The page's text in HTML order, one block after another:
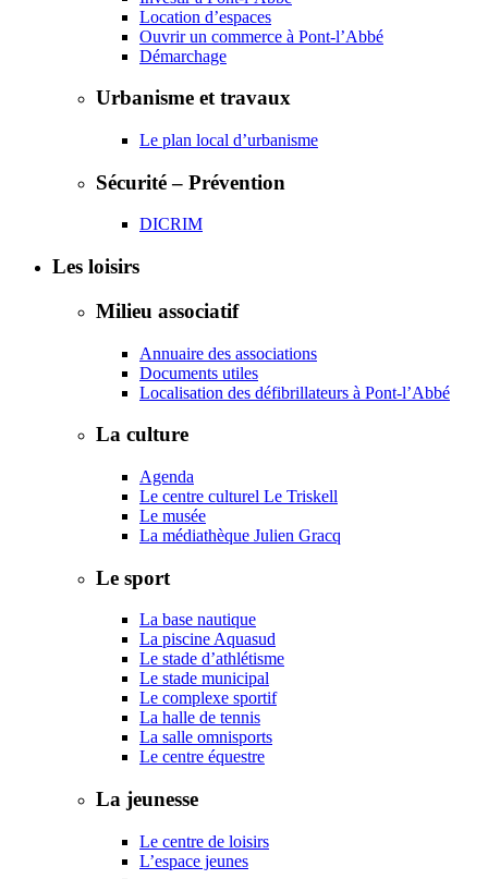
Location d’espaces
Ouvrir un commerce à Pont-l’Abbé
Démarchage
Urbanisme et travaux
Le plan local d’urbanisme
Sécurité – Prévention
DICRIM
Les loisirs
Milieu associatif
Annuaire des associations
Documents utiles
Localisation des défibrillateurs à Pont-l’Abbé
La culture
Agenda
Le centre culturel Le Triskell
Le musée
La médiathèque Julien Gracq
Le sport
La base nautique
La piscine Aquasud
Le stade d’athlétisme
Le stade municipal
Le complexe sportif
La halle de tennis
La salle omnisports
Le centre équestre
La jeunesse
Le centre de loisirs
L’espace jeunes